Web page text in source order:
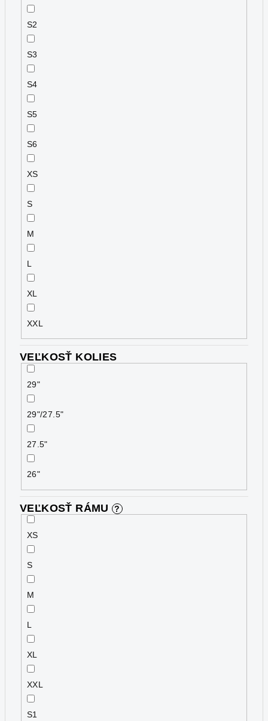
S2
S3
S4
S5
S6
XS
S
M
L
XL
XXL
VEĽKOSŤ KOLIES
29"
29"/27.5"
27.5"
26"
VEĽKOSŤ RÁMU ?
XS
S
M
L
XL
XXL
S1